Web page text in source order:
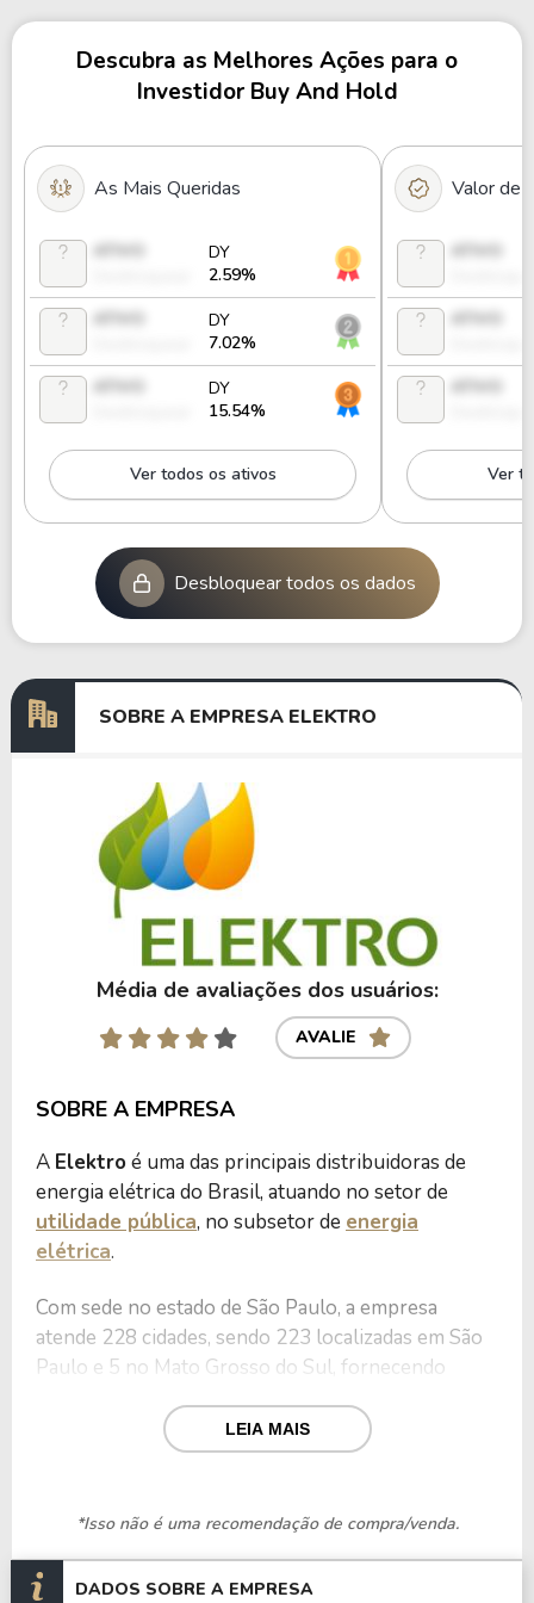
Descubra as Melhores Ações para o
Investidor Buy And Hold
As Mais Queridas
DY
2.59%
DY
7.02%
DY
15.54%
Ver todos os ativos
Valor de
Ver
Desbloquear todos os dados
SOBRE A EMPRESA ELEKTRO
Média de avaliações dos usuários:
AVALIE
SOBRE A EMPRESA
A Elektroé uma das principais distribuidoras de
energia elétrica do Brasil, atuando no setor de
utilidade pública, no subsetor de energia
elétrica.
Com sede no estado de São Paulo, a empresa
atende 228 cidades, sendo 223 localizadas em São
Paulo e 5 no Mato Grosso do Sul, fornecendo
energia, investindo constantemente na
eficiente às necessidades energéticas de seus
LEIA MAIS
*Isso não é uma recomendação de compra/venda.
DADOS SOBRE A EMPRESA